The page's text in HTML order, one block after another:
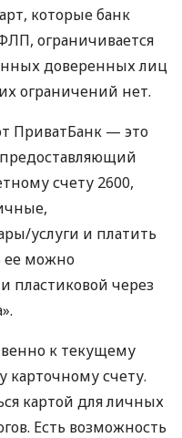
которые банк
ограничивается
доверенных лиц
ограничений нет.
ПриватБанк — это
счету 2600,
услуги и платить
ее можно
пластиковой через
к текущему
карточному счету.
картой для личных
Есть возможность